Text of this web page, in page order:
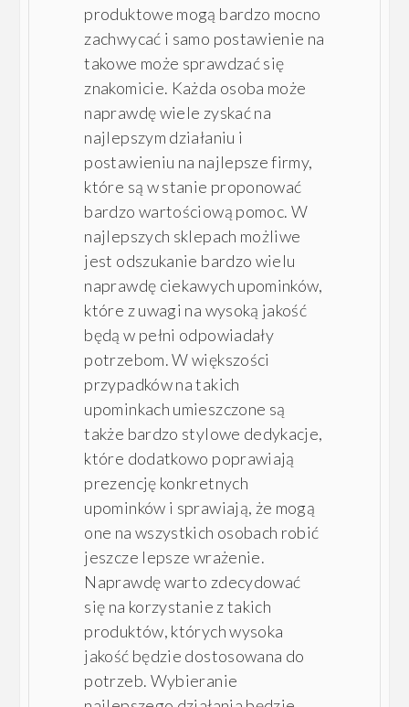
produktowe mogą bardzo mocno
zachwycać i samo postawienie na
takowe może sprawdzać się
znakomicie. Każda osoba może
naprawdę wiele zyskać na
najlepszym działaniu i
postawieniu na najlepsze firmy,
które są w stanie proponować
bardzo wartościową pomoc. W
najlepszych sklepach możliwe
jest odszukanie bardzo wielu
naprawdę ciekawych upominków,
które z uwagi na wysoką jakość
będą w pełni odpowiadały
potrzebom. W większości
przypadków na takich
upominkach umieszczone są
także bardzo stylowe dedykacje,
które dodatkowo poprawiają
prezencję konkretnych
upominków i sprawiają, że mogą
one na wszystkich osobach robić
jeszcze lepsze wrażenie.
Naprawdę warto zdecydować
się na korzystanie z takich
produktów, których wysoka
jakość będzie dostosowana do
potrzeb. Wybieranie